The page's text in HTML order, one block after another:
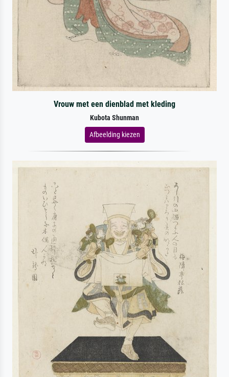
Vrouw met een dienblad met kleding
Kubota Shunman
Afbeelding kiezen